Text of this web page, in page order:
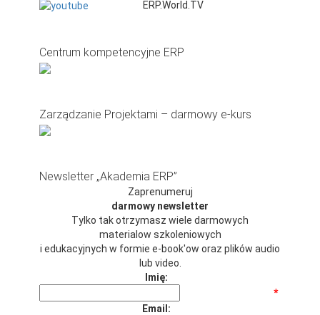
ERP.World.TV
Centrum kompetencyjne ERP
Zarządzanie Projektami – darmowy e-kurs
Newsletter „Akademia ERP”
Zaprenumeruj
darmowy newsletter
Tylko tak otrzymasz wiele darmowych
materialow szkoleniowych
i edukacyjnych w formie e-book'ow oraz plików audio
lub video.
Imię:
*
Email: